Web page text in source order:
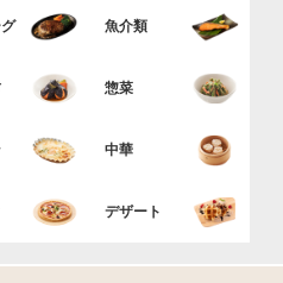
魚介類
惣菜
中華
デザート